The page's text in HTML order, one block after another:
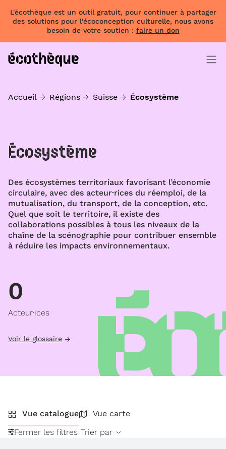
L'écothèque est un outil gratuit, pour continuer à partager
des solutions pour l'écoconception culturelle, nous avons
besoin de votre soutien : faire un don
Accueil Régions Suisse Écosystème
Écosystème
Des écosystèmes territoriaux favorisant l’économie
circulaire, avec des acteur·rices du réemploi, de la
mutualisation, du transport, de la conception, etc.
Quel que soit le territoire, il existe des
collaborations possibles à tous les niveaux de la
chaîne de la scénographie pour contribuer ensemble
à réduire les impacts environnementaux.
0
Acteur·ices
Voir le glossaire
Vue catalogue
Vue carte
Fermer les filtres Trier par